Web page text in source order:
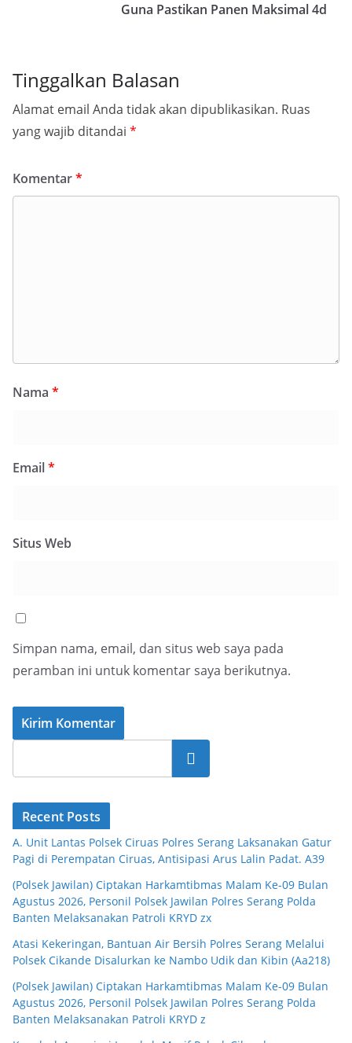
Guna Pastikan Panen Maksimal 4d
Tinggalkan Balasan
Alamat email Anda tidak akan dipublikasikan. Ruas
yang wajib ditandai *
Komentar*
Nama *
Email*
Situs Web
Simpan nama, email, dan situs web saya pada
peramban ini untuk komentar saya berikutnya.
Cari
Recent Posts
A. Unit Lantas Polsek Ciruas Polres Serang Laksanakan Gatur
Pagi di Perempatan Ciruas, Antisipasi Arus Lalin Padat. A39
(Polsek Jawilan) Ciptakan Harkamtibmas Malam Ke-09 Bulan
Agustus 2026, Personil Polsek Jawilan Polres Serang Polda
Banten Melaksanakan Patroli KRYD zx
Atasi Kekeringan, Bantuan Air Bersih Polres Serang Melalui
Polsek Cikande Disalurkan ke Nambo Udik dan Kibin (Aa218)
(Polsek Jawilan) Ciptakan Harkamtibmas Malam Ke-09 Bulan
Agustus 2026, Personil Polsek Jawilan Polres Serang Polda
Banten Melaksanakan Patroli KRYD z